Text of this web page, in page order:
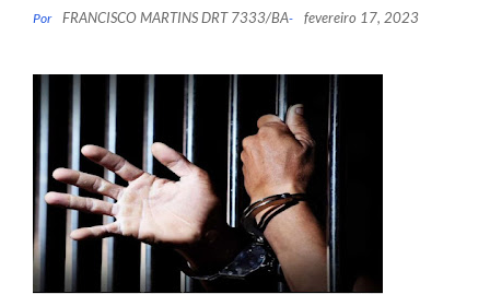
Por FRANCISCO MARTINS DRT 7333/BA- fevereiro 17, 2023